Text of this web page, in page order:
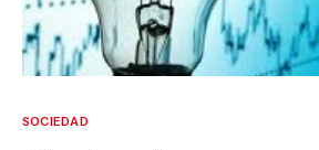
SOCIEDAD